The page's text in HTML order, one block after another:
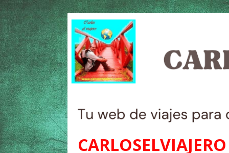
CARLOSELVIAJERO